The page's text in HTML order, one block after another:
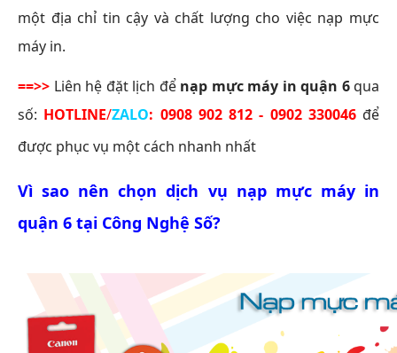
một địa chỉ tin cậy và chất lượng cho việc nạp mực
máy in.
==>> Liên hệ đặt lịch để nạp mực máy in quận 6qua
số: HOTLINE/ZALO: 0908 902 812 - 0902 330046 để
được phục vụ một cách nhanh nhất
Vì sao nên chọn dịch vụ nạp mực máy in
quận 6 tại Công Nghệ Số?